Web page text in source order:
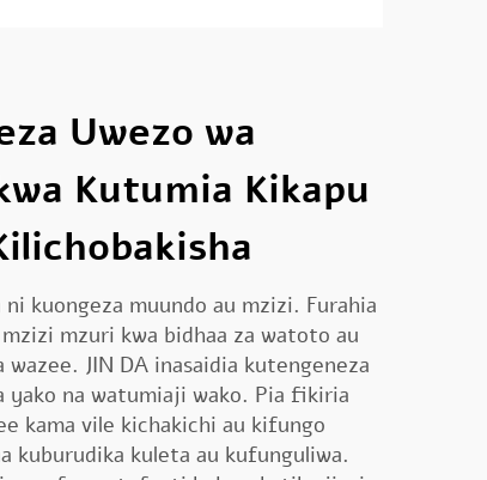
Uwezo wa
Kutumia Kikapu
kuongeza muundo au mzizi. Furahia
mzuri kwa bidhaa za watoto au
JIN DA inasaidia kutengeneza
yako na watumiaji wako. Pia fikiria
kama vile kichakichi au kifungo
kuburudika kuleta au kufunguliwa.